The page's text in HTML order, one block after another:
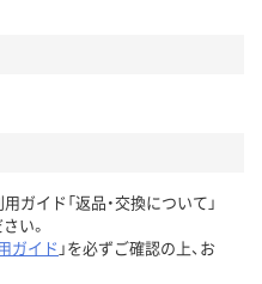
ガイド「返品・交換について」
い。
ガイド 」を必ずご確認の上、お